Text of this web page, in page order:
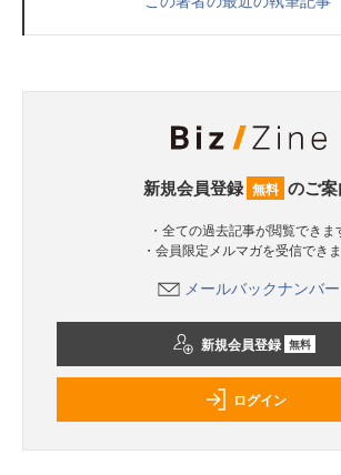
新規会員登録 無料 のご
・全ての過去記事が閲覧できま
・会員限定メルマガを受信でき
メールバックナンバー
新規会員登録 無料
ログイン